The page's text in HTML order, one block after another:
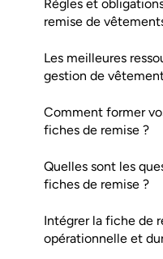
Règles et
remise de
Les meilleures
gestion de
Comment former
fiches de remise ?
Quelles sont les
fiches de remise ?
Intégrer la fiche de
opérationnelle et